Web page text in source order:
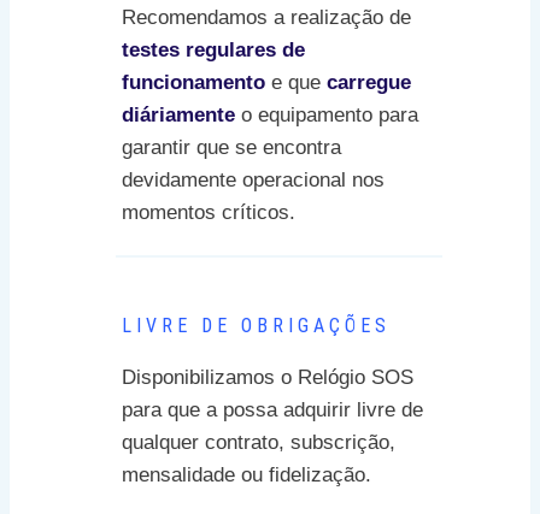
Recomendamos a realização de
testes regulares de
funcionamento e que carregue
diáriamente o equipamento para
garantir que se encontra
devidamente operacional nos
momentos críticos.
LIVRE DE OBRIGAÇÕES
Disponibilizamos o Relógio SOS
para que a possa adquirir livre de
qualquer contrato, subscrição,
mensalidade ou fidelização.